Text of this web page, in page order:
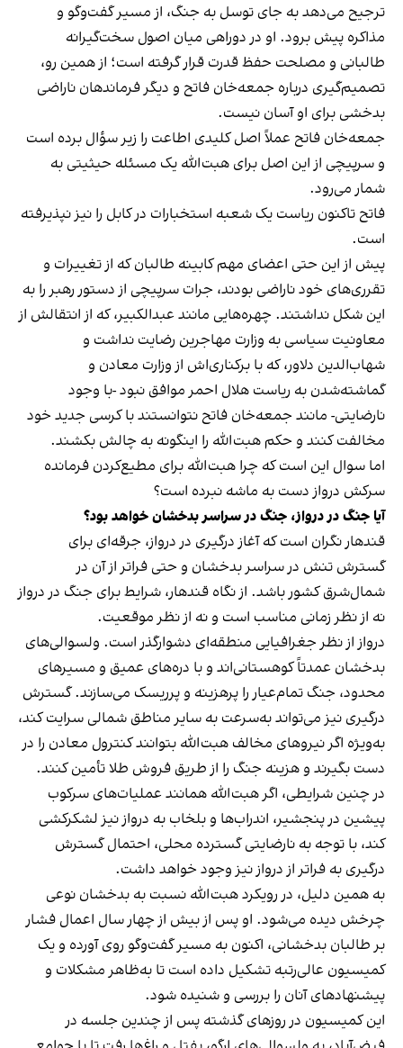
ترجیح می‌دهد به جای توسل به جنگ، از مسیر گفت‌وگو و
مذاکره پیش برود. او در دوراهی میان اصول سخت‌گیرانه
طالبانی و مصلحت حفظ قدرت قرار گرفته است؛ از همین رو،
تصمیم‌گیری درباره جمعه‌خان فاتح و دیگر فرماندهان ناراضی
بدخشی برای او آسان نیست.
جمعه‌خان فاتح عملاً اصل کلیدی اطاعت را زیر سؤال برده است
و سرپیچی از این اصل برای هبت‌الله یک مسئله حیثیتی به
شمار می‌رود.
فاتح تاکنون ریاست یک شعبه استخبارات در کابل را نیز نپذیرفته
است.
پیش از این حتی اعضای مهم کابینه طالبان که از تغییرات و
تقرری‌های خود ناراضی بودند، جرات سرپیچی از دستور رهبر را به
این شکل نداشتند. چهره‌هایی مانند عبدالکبیر، که از انتقالش از
معاونیت سیاسی به وزارت مهاجرین رضایت نداشت و
شهاب‌الدین دلاور، که با برکناری‌اش از وزارت معادن و
گماشته‌شدن به ریاست هلال احمر موافق نبود -با وجود
نارضایتی- مانند جمعه‌خان فاتح نتوانستند با کرسی جدید خود
مخالفت کنند و حکم هبت‌الله را اینگونه به چالش بکشند.
اما سوال این است که چرا هبت‌الله برای مطیع‌کردن فرمانده
سرکش درواز دست به ماشه نبرده است؟
آیا جنگ در درواز، جنگ در سراسر بدخشان خواهد بود؟
قندهار نگران است که آغاز درگیری در درواز، جرقه‌ای برای
گسترش تنش در سراسر بدخشان و حتی فراتر از آن در
شمال‌شرق کشور باشد. از نگاه قندهار، شرایط برای جنگ در درواز
نه از نظر زمانی مناسب است و نه از نظر موقعیت.
درواز از نظر جغرافیایی منطقه‌ای دشوارگذر است. ولسوالی‌های
بدخشان عمدتاً کوهستانی‌اند و با دره‌های عمیق و مسیرهای
محدود، جنگ تمام‌عیار را پرهزینه و پرریسک می‌سازند. گسترش
درگیری نیز می‌تواند به‌سرعت به سایر مناطق شمالی سرایت کند،
به‌ویژه اگر نیروهای مخالف هبت‌الله بتوانند کنترول معادن را در
دست بگیرند و هزینه جنگ را از طریق فروش طلا تأمین کنند.
در چنین شرایطی، اگر هبت‌الله همانند عملیات‌های سرکوب
پیشین در پنجشیر، اندراب‌ها و بلخاب به درواز نیز لشکرکشی
کند، با توجه به نارضایتی گسترده محلی، احتمال گسترش
درگیری به فراتر از درواز نیز وجود خواهد داشت.
به همین دلیل، در رویکرد هبت‌الله نسبت به بدخشان نوعی
چرخش دیده می‌شود. او پس از بیش از چهار سال اعمال فشار
بر طالبان بدخشانی، اکنون به مسیر گفت‌وگو روی آورده و یک
کمیسیون عالی‌رتبه تشکیل داده است تا به‌ظاهر مشکلات و
پیشنهادهای آنان را بررسی و شنیده شود.
این کمیسیون در روزهای گذشته پس از چندین جلسه در